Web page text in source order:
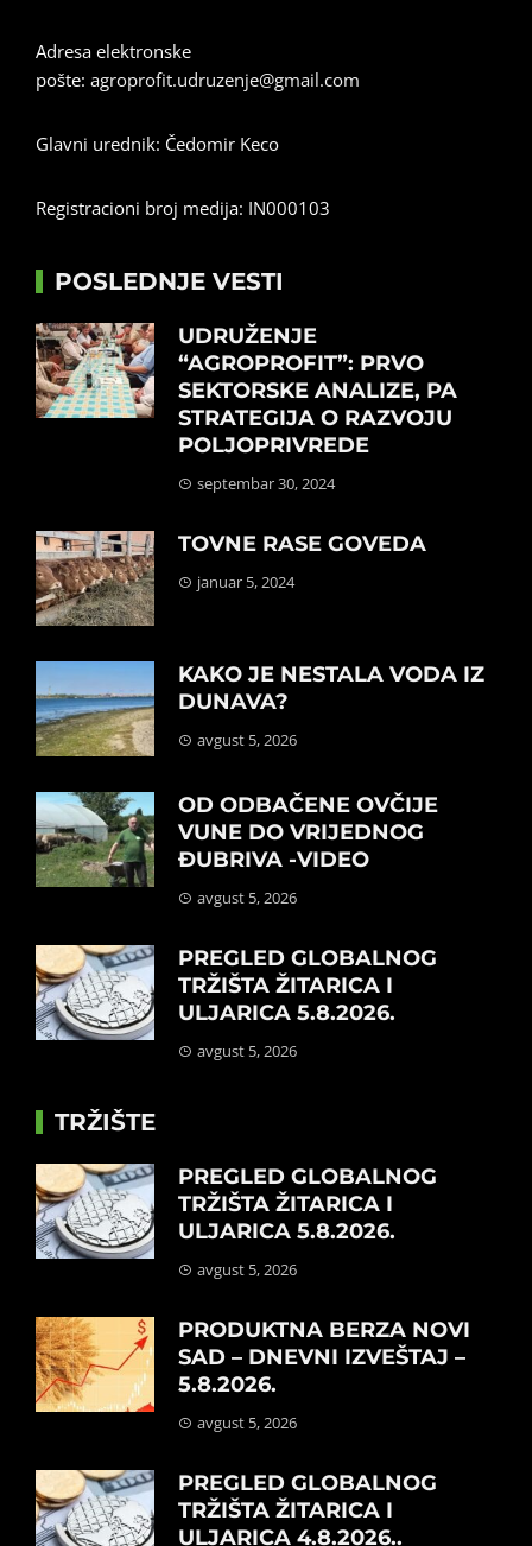
Adresa elektronske
pošte: agroprofit.udruzenje@gmail.com
Glavni urednik: Čedomir Keco
Registracioni broj medija: IN000103
POSLEDNJE VESTI
UDRUŽENJE
“AGROPROFIT”: PRVO
SEKTORSKE ANALIZE, PA
STRATEGIJA O RAZVOJU
POLJOPRIVREDE
septembar 30, 2024
TOVNE RASE GOVEDA
januar 5, 2024
KAKO JE NESTALA VODA IZ
DUNAVA?
avgust 5, 2026
OD ODBAČENE OVČIJE
VUNE DO VRIJEDNOG
ĐUBRIVA -VIDEO
avgust 5, 2026
PREGLED GLOBALNOG
TRŽIŠTA ŽITARICA I
ULJARICA 5.8.2026.
avgust 5, 2026
TRŽIŠTE
PREGLED GLOBALNOG
TRŽIŠTA ŽITARICA I
ULJARICA 5.8.2026.
avgust 5, 2026
PRODUKTNA BERZA NOVI
SAD – DNEVNI IZVEŠTAJ –
5.8.2026.
avgust 5, 2026
PREGLED GLOBALNOG
TRŽIŠTA ŽITARICA I
ULJARICA 4.8.2026..